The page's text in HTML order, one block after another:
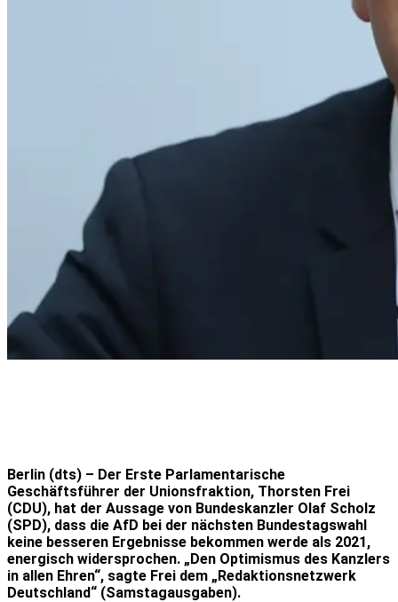
Berlin (dts) – Der Erste Parlamentarische
Geschäftsführer der Unionsfraktion, Thorsten Frei
(CDU), hat der Aussage von Bundeskanzler Olaf Scholz
(SPD), dass die AfD bei der nächsten Bundestagswahl
keine besseren Ergebnisse bekommen werde als 2021,
energisch widersprochen. „Den Optimismus des Kanzlers
in allen Ehren“, sagte Frei dem „Redaktionsnetzwerk
Deutschland“ (Samstagausgaben).